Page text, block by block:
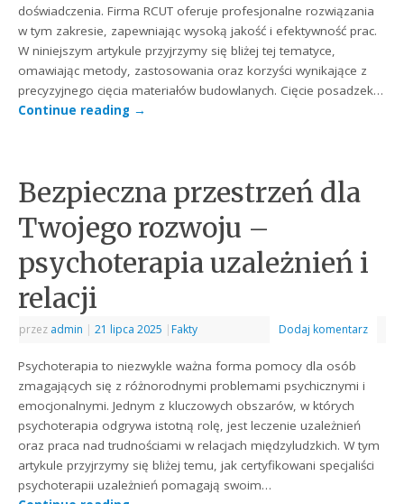
doświadczenia. Firma RCUT oferuje profesjonalne rozwiązania
w tym zakresie, zapewniając wysoką jakość i efektywność prac.
W niniejszym artykule przyjrzymy się bliżej tej tematyce,
omawiając metody, zastosowania oraz korzyści wynikające z
precyzyjnego cięcia materiałów budowlanych. Cięcie posadzek…
Continue reading →
Bezpieczna przestrzeń dla
Twojego rozwoju –
psychoterapia uzależnień i
relacji
przez admin | 21 lipca 2025 | Fakty Dodaj komentarz
Psychoterapia to niezwykle ważna forma pomocy dla osób
zmagających się z różnorodnymi problemami psychicznymi i
emocjonalnymi. Jednym z kluczowych obszarów, w których
psychoterapia odgrywa istotną rolę, jest leczenie uzależnień
oraz praca nad trudnościami w relacjach międzyludzkich. W tym
artykule przyjrzymy się bliżej temu, jak certyfikowani specjaliści
psychoterapii uzależnień pomagają swoim…